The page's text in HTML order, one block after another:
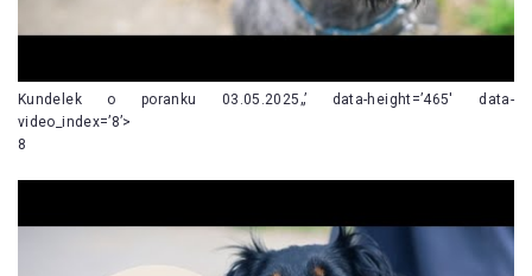
Kundelek o poranku 03.05.2025„’ data-height=’465′ data-
video_index=’8’>
8